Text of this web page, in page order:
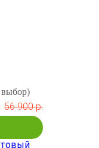
56 900 р.